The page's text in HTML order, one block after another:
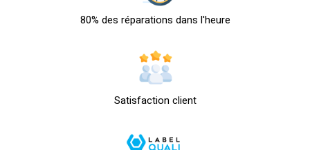
80% des réparations dans l'heure
Satisfaction client